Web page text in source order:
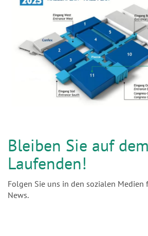
Bleiben Sie auf dem
Laufenden!
Folgen Sie uns in den sozialen Medien
News.